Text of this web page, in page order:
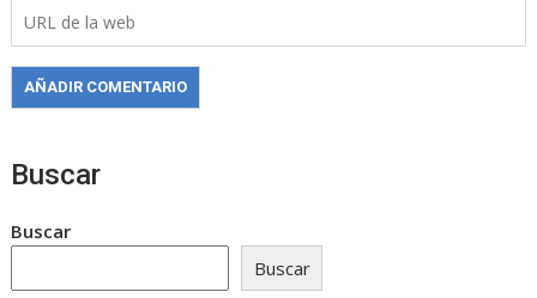
Buscar
Buscar
Buscar